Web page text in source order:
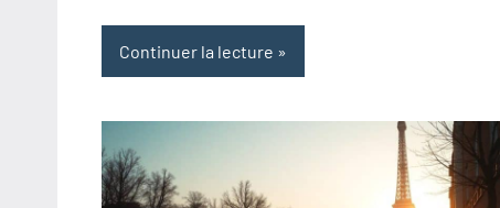
Continuer la lecture